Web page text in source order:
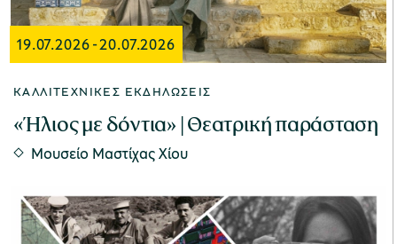
19.07.2026-20.07.2026
ΚΑΛΛΙΤΕΧΝΙΚΈΣ ΕΚΔΗΛΏΣΕΙΣ
«Ήλιος με δόντια» | Θεατρική παράσταση
Μουσείο Μαστίχας Χίου